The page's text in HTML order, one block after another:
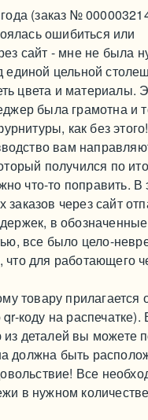
(заказ №
ошибиться или
сайт - мне не была
цельной
цвета и материалы.
была грамотна и
как без
вам
получился по
что-то поправить. В
через сайт
в обозначенные
все было цело-
для работающего
товару прилагается
коду на распечатке).
деталей вы можете
должна быть
Все
в нужном